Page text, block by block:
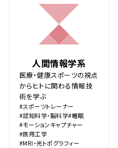
人間情報学系
医療・健康スポーツの視点
からヒトに関わる情報技
術を学ぶ
#スポーツトレーナー
#認知科学・脳科学#睡眠
#モーションキャプチャー
#医用工学
#MRI・光トポグラフィー